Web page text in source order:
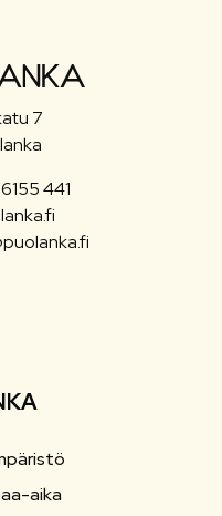
7
441
aika